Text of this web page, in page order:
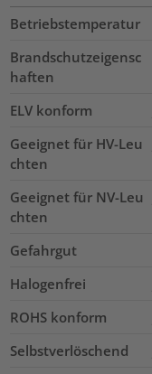
Betriebstemperatur
Brandschutzeigensc
haften
ELV konform
Geeignet für HV-Leu
chten
Geeignet für NV-Leu
chten
Gefahrgut
Halogenfrei
ROHS konform
Selbstverlöschend